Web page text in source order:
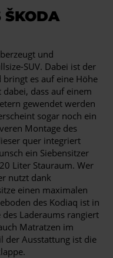
ŠKODA
und
SUV. Dabei ist der
es auf eine Höhe
dass auf einem
gewendet werden
sogar noch ein
Montage des
quer integriert
ein Siebensitzer
Liter Stauraum. Wer
nutzt dank
einen maximalen
des Kodiaq ist in
Laderaums rangiert
Matratzen im
der Ausstattung ist die